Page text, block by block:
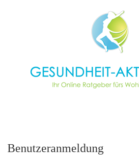
Benutzeranmeldung